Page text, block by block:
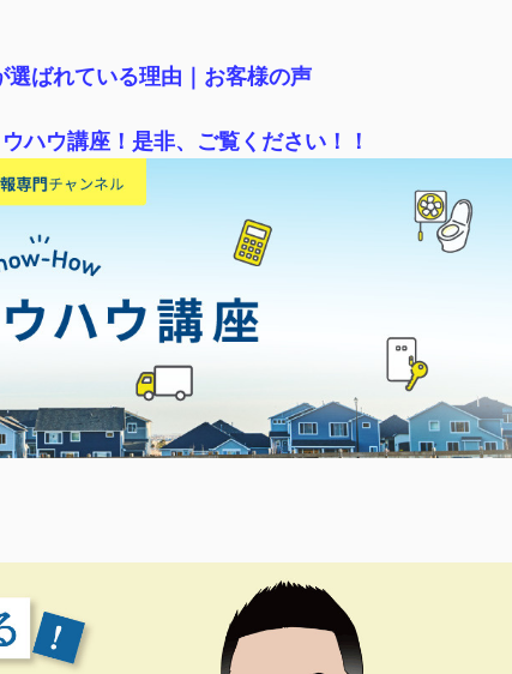
ばれている理由｜ お客様の声
ハウ講座！是非、ご覧ください！！